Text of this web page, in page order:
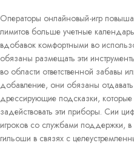
Операторы онлайновый-игр
лимитов больше учетные
вдобавок комфортными во
обязаны размещать эти
во области ответственной забавы
добавление, они обязаны
дрессирующие подсказки,
задействовать эти приборы. Сии
игроков со службами поддержки,
гильоши в связях с